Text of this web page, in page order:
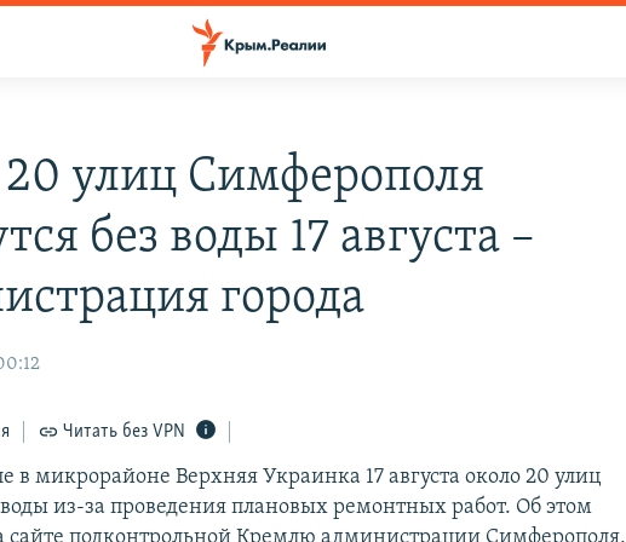
улиц Симферополя
без воды 17 августа –
города
Читать без VPN
в микрорайоне Верхняя Украинка 17 августа около 20 улиц
воды из-за проведения плановых ремонтных работ. Об этом